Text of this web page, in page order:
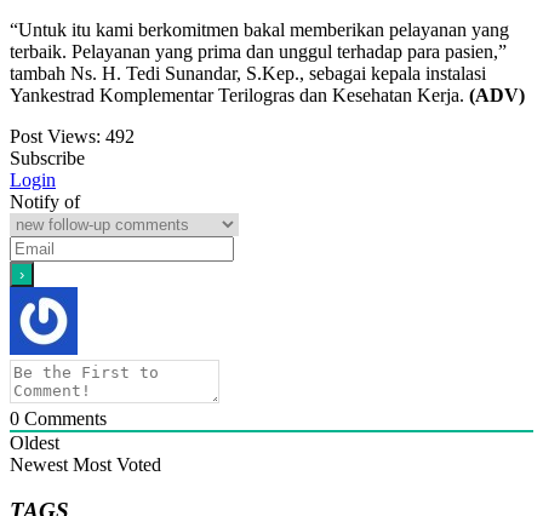
“Untuk itu kami berkomitmen bakal memberikan pelayanan yang
terbaik. Pelayanan yang prima dan unggul terhadap para pasien,”
tambah Ns. H. Tedi Sunandar, S.Kep., sebagai kepala instalasi
Yankestrad Komplementar Terilogras dan Kesehatan Kerja. (ADV)
Post Views: 492
Subscribe
Login
Notify of
0 Comments
Oldest
Newest Most Voted